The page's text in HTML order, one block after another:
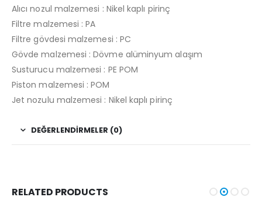
Alıcı nozul malzemesi : Nikel kaplı pirinç
Filtre malzemesi : PA
Filtre gövdesi malzemesi : PC
Gövde malzemesi : Dövme alüminyum alaşım
Susturucu malzemesi : PE POM
Piston malzemesi : POM
Jet nozulu malzemesi : Nikel kaplı pirinç
DEĞERLENDIRMELER (0)
RELATED PRODUCTS